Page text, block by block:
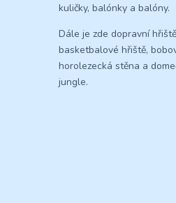
kuličky, balónky a balóny.
Dále je zde dopravní
basketbalové hřiště,
horolezecká stěna a
jungle.